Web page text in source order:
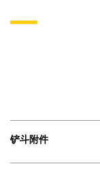
铲斗附件